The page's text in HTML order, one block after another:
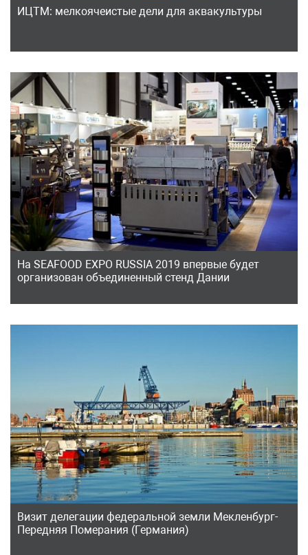
ИЦТМ: мелкоячеистые дели для аквакультуры
На SEAFOOD EXPO RUSSIA 2019 впервые будет
организован объединенный стенд Дании
Визит делегации федеральной земли Мекленбург-
Передняя Померания (Германия)